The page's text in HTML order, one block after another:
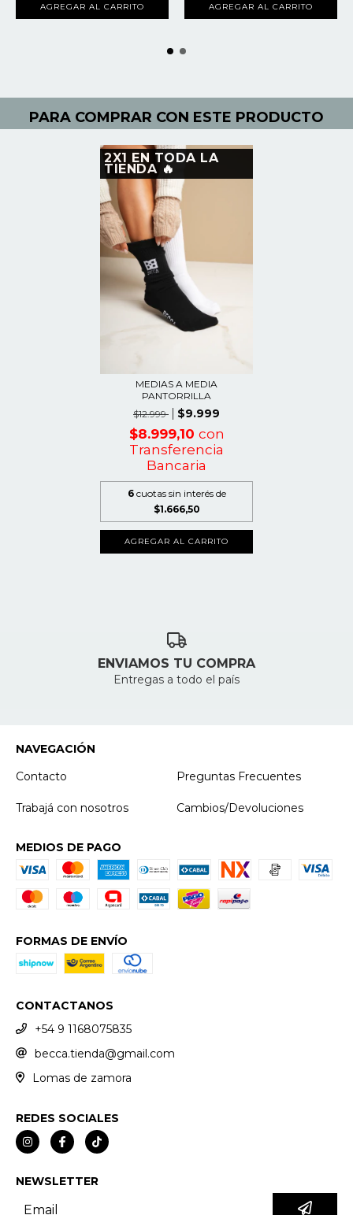
AGREGAR AL CARRITO AGREGAR AL CARRITO
PARA COMPRAR CON ESTE PRODUCTO
2X1 EN TODA LA
TIENDA 🔥
MEDIAS A MEDIA
PANTORRILLA
$12.999
$9.999
$8.999,10 con
Transferencia
Bancaria
6 cuotas sin interés de
$1.666,50
AGREGAR AL CARRITO
ENVIAMOS TU COMPRA
Entregas a todo el país
NAVEGACIÓN
Contacto
Preguntas Frecuentes
Trabajá con nosotros Cambios/Devoluciones
MEDIOS DE PAGO
FORMAS DE ENVÍO
CONTACTANOS
+54 9 1168075835
becca.tienda@gmail.com
Lomas de zamora
REDES SOCIALES
NEWSLETTER